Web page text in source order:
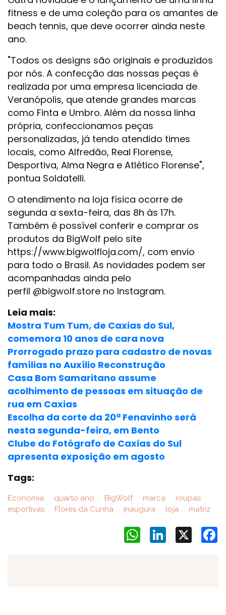
fitness e de uma coleção para os amantes de
beach tennis, que deve ocorrer ainda neste
ano.
"Todos os designs são originais e produzidos
por nós. A confecção das nossas peças é
realizada por uma empresa licenciada de
Veranópolis, que atende grandes marcas
como Finta e Umbro. Além da nossa linha
própria, confeccionamos peças
personalizadas, já tendo atendido times
locais, como Alfredão, Real Florense,
Desportiva, Alma Negra e Atlético Florense",
pontua Soldatelli.
O atendimento na loja física ocorre de
segunda a sexta-feira, das 8h às 17h.
Também é possível conferir e comprar os
produtos da BigWolf pelo site
https://www.bigwolfloja.com/, com envio
para todo o Brasil. As novidades podem ser
acompanhadas ainda pelo
perfil @bigwolf.store no Instagram.
Leia mais:
Mostra Tum Tum, de Caxias do Sul,
comemora 10 anos de cara nova
Prorrogado prazo para cadastro de novas
famílias no Auxílio Reconstrução
Casa Bom Samaritano assume
acolhimento de pessoas em situação de
rua em Caxias
Escolha da corte da 20ª Fenavinho será
nesta segunda-feira, em Bento
Clube do Fotógrafo de Caxias do Sul
apresenta exposição em agosto
Tags:
Economia quarto ano BigWolf marca
roupas
esportivas
Flores da Cunha inaugura loja matriz
LinkedIn
WhatsApp